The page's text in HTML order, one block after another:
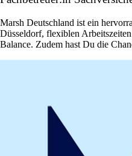
Marsh Deutschland ist ein
Düsseldorf, flexiblen
Balance. Zudem hast Du die